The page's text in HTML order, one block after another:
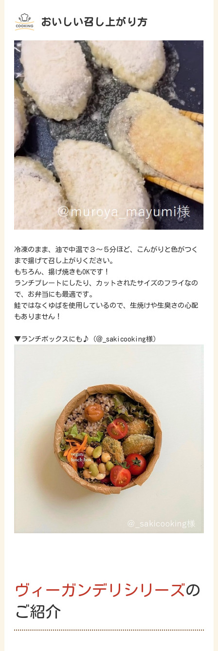
おいしい召し上がり方
冷凍のまま、油で中温で３～５分ほど、こんがりと色がつく
まで揚げて召し上がりください。
もちろん、揚げ焼きもOKです！
ランチプレートにしたり、カットされたサイズのフライなの
で、お弁当にも最適です。
鮭ではなくゆばを使用しているので、生焼けや生臭さの心配
もありません！
▼ランチボックスにも♪（＠_sakicooking様）
ヴィーガンデリシリーズの
ご紹介